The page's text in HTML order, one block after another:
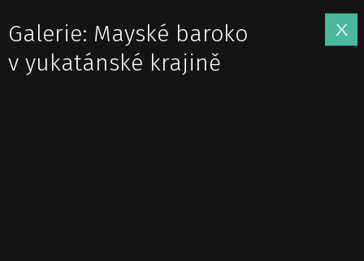
Galerie: Mayské baroko
v yukatánské krajině